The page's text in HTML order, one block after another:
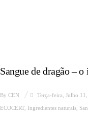
Sangue de dragão –
By CEN Terça-feira, Julho
ECOCERT, Ingredientes naturais